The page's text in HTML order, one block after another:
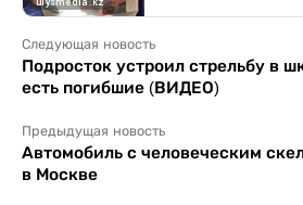
Следующая новость
Подросток устроил стрельбу в
есть погибшие (ВИДЕО)
Предыдущая новость
Автомобиль с человеческим
в Москве